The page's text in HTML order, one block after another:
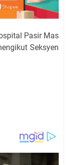
Pasir Mas
Seksyen